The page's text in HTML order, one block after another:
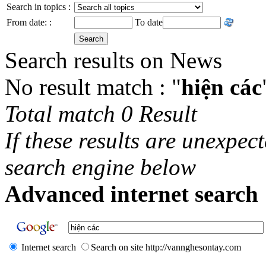
Search in topics :
From date: :
To date
Search results on News
No result match : "hiện các
Total match 0 Result
If these results are
search engine below
Advanced internet search
Internet search Search on site http://vannghesontay.com